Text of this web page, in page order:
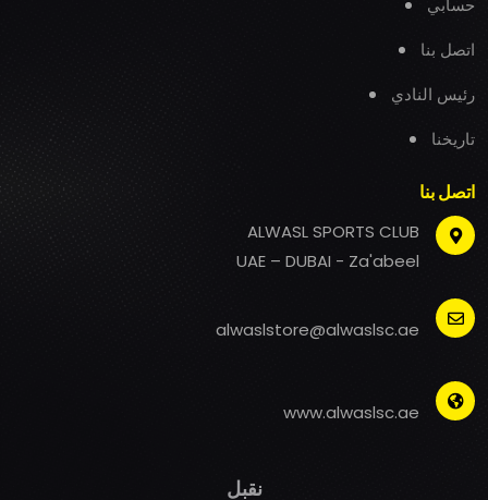
حسابي
اتصل بنا
رئيس النادي
تاريخنا
اتصل بنا
ALWASL SPORTS CLUB
UAE – DUBAI - Za'abeel
alwaslstore@alwaslsc.ae
www.alwaslsc.ae
نقبل